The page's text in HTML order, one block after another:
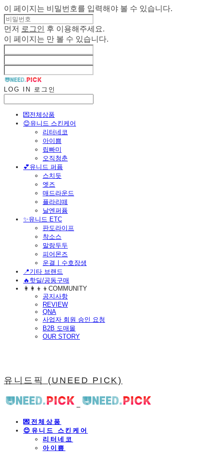
이 페이지는 비밀번호를 입력해야 볼 수 있습니다.
먼저 로그인
후 이용해주세요.
이 페이지는 만 볼 수 있습니다.
LOG IN 로그인
💌전체상품
😊유니드 스킨케어
리터네코
아이쁨
립빠미
오직청춘
💕유니드 퍼퓸
스치듯
엣즈
매드라운드
플라리떼
날엔퍼퓸
​✨유니드 ETC
판도라이프
착소스
말랑두두
피어몬즈
운결ㅣ수호장생
📍기타 브랜드
🔥핫딜/공동구매
👩‍👩‍👦‍👦COMMUNITY
공지사항
REVIEW
QNA
사업자 회원 승인 요청
B2B 도매몰
OUR STORY
유니드픽 (UNEED PICK)
💌전체상품
😊유니드 스킨케어
리터네코
아이쁨